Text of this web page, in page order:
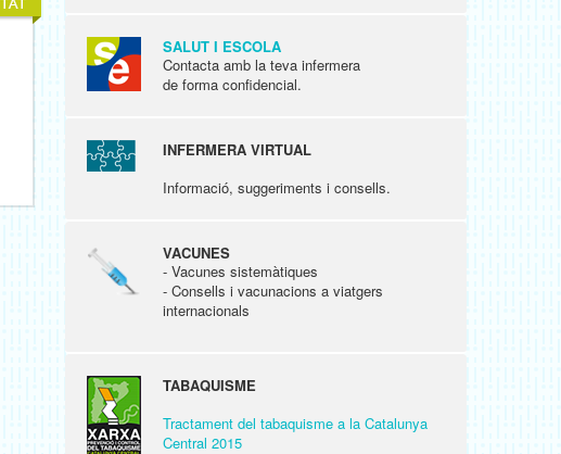
SALUT I ESCOLA
Contacta amb la teva infermera
de forma confidencial.
INFERMERA VIRTUAL
Informació, suggeriments i consells.
VACUNES
- Vacunes sistemàtiques
- Consells i vacunacions a viatgers
internacionals
TABAQUISME
Tractament del tabaquisme a la Catalunya
Central 2015